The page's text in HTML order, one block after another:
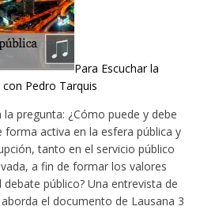
Para Escuchar la
Pedro Tarquis
pregunta: ¿Cómo puede y debe
forma activa en la esfera pública y
tanto en el servicio público
a fin de formar los valores
público? Una entrevista de
el documento de Lausana 3